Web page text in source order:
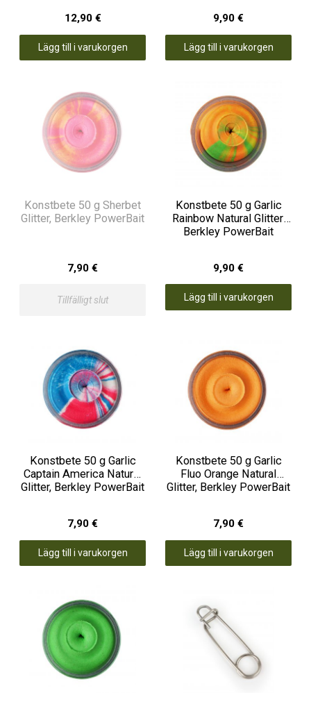
12,90 €
Lägg till i varukorgen
9,90 €
Lägg till i varukorgen
Konstbete 50 g Sherbet
Glitter, Berkley PowerBait
7,90 €
Tillfälligt slut
Konstbete 50 g Garlic
Rainbow Natural Glitter,
Berkley PowerBait
9,90 €
Lägg till i varukorgen
Konstbete 50 g Garlic
Captain America Natural
Glitter, Berkley PowerBait
7,90 €
Lägg till i varukorgen
Konstbete 50 g Garlic
Fluo Orange Natural
Glitter, Berkley PowerBait
7,90 €
Lägg till i varukorgen